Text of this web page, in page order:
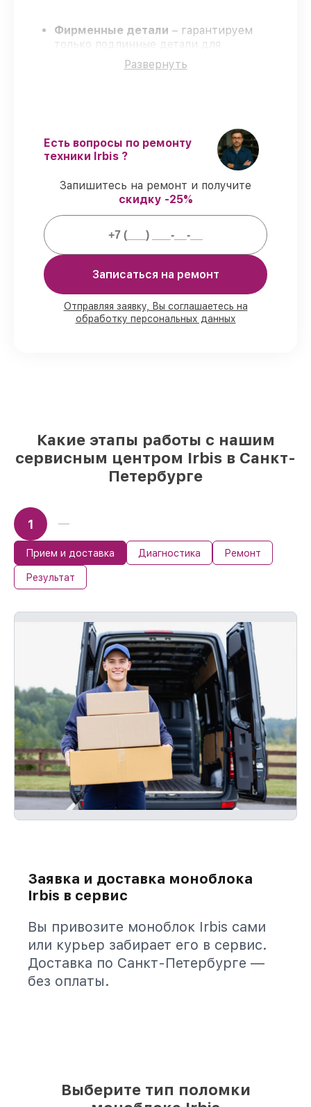
Фирменные детали – гарантируем
только подлинные детали для
Опытные мастера– мастера проходят
Официальная гарантия– обслуживание
с полным гарантийным сопровождением.
Что мы гарантируем при
обслуживании моноблоков:
80%починок завершаем в присутствии
комплектующих имеются в
наличии, остальные доступны в
кратчайшие сроки
Подлинные запчасти и надёжные
Сохранность техники под нашей
гарантией
Мы отвечаем за сохранность и
исправность вашего устройства. При
Обслуживание устройств с гарантией до
36 месяцев
При наличии гарантийного талона и
чека, мы устраним неисправности
повторно без очереди.
Развернуть
Есть вопросы по ремонту
техники Irbis ?
Запишитесь на ремонт и получите
скидку -25%
Записаться на ремонт
Отправляя заявку, Вы соглашаетесь на
обработку персональных данных
Какие этапы работы с нашим
сервисным центром Irbis в Санкт-
Петербурге
1
Прием и доставка Диагностика Ремонт
Результат
Заявка и доставка моноблока
Irbis в сервис
Вы привозите моноблок Irbis сами
или курьер забирает его в сервис.
Доставка по Санкт-Петербурге —
без оплаты.
Выберите тип поломки